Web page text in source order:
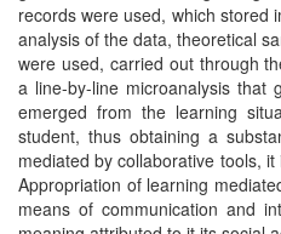
records were used, which stored
analysis of the data, theoretical
were used, carried out through
a line-by-line microanalysis
emerged from the learning
student, thus obtaining a
mediated by collaborative tools,
Appropriation of learning
means of communication and